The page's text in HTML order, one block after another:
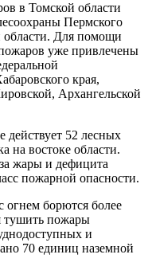
в Томской области
Пермского
Для помощи
уже привлечены
края,
Архангельской
действует 52 лесных
на востоке области.
жары и дефицита
пожарной опасности.
огнем борются более
тушить пожары
и
70 единиц наземной